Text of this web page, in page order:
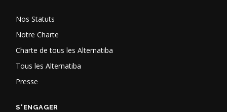
Nos Statuts
Notre Charte
Charte de tous les Alternatiba
Tous les Alternatiba
Presse
S'ENGAGER